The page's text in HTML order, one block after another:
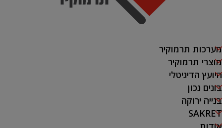
מערכות תרמוקיר
מוצרי תרמוקיר
היועץ הדיגיטלי
בונים נכון
בנייה ירוקה
SAKRET